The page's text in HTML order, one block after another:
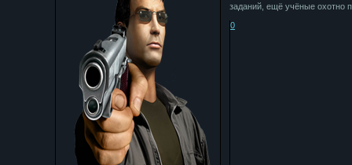
заданий, ещё учёные охотно
0